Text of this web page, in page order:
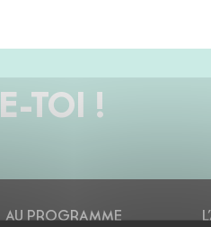
TOI !
AU PROGRAMME